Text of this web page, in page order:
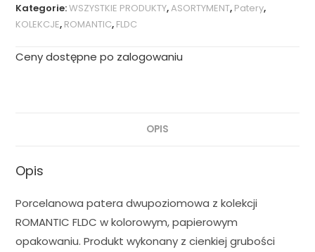
Kategorie:WSZYSTKIE PRODUKTY,ASORTYMENT, Patery,
KOLEKCJE, ROMANTIC, FLDC
Ceny dostępne po zalogowaniu
OPIS
Opis
Porcelanowa patera dwupoziomowa z kolekcji
ROMANTIC FLDC w kolorowym, papierowym
opakowaniu. Produkt wykonany z cienkiej grubości